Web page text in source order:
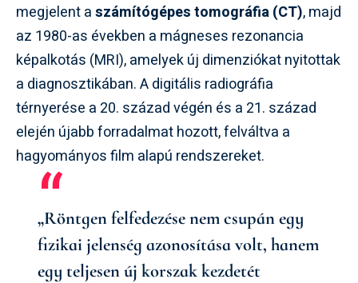
megjelent aszámítógépes tomográfia (CT), majd
az 1980-as években a mágneses rezonancia
képalkotás (MRI), amelyek új dimenziókat nyitottak
a diagnosztikában. A digitális radiográfia
térnyerése a 20. század végén és a 21. század
elején újabb forradalmat hozott, felváltva a
hagyományos film alapú rendszereket.
„Röntgen felfedezése nem csupán egy
fizikai jelenség azonosítása volt, hanem
egy teljesen új korszak kezdetét